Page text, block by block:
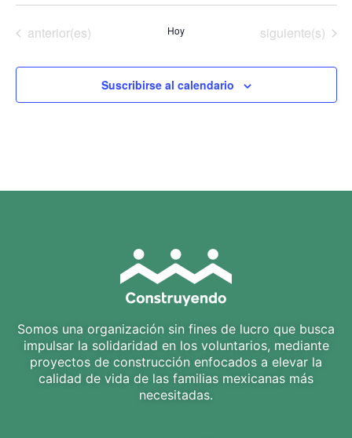
la
Eventos
anterior(es) Hoy Eventos
siguiente(s)
Suscribirse al calendario
Somos una organización sin fines de lucro que busca
impulsar la solidaridad en los voluntarios, mediante
proyectos de construcción enfocados a elevar la
calidad de vida de las familias mexicanas más
necesitadas.